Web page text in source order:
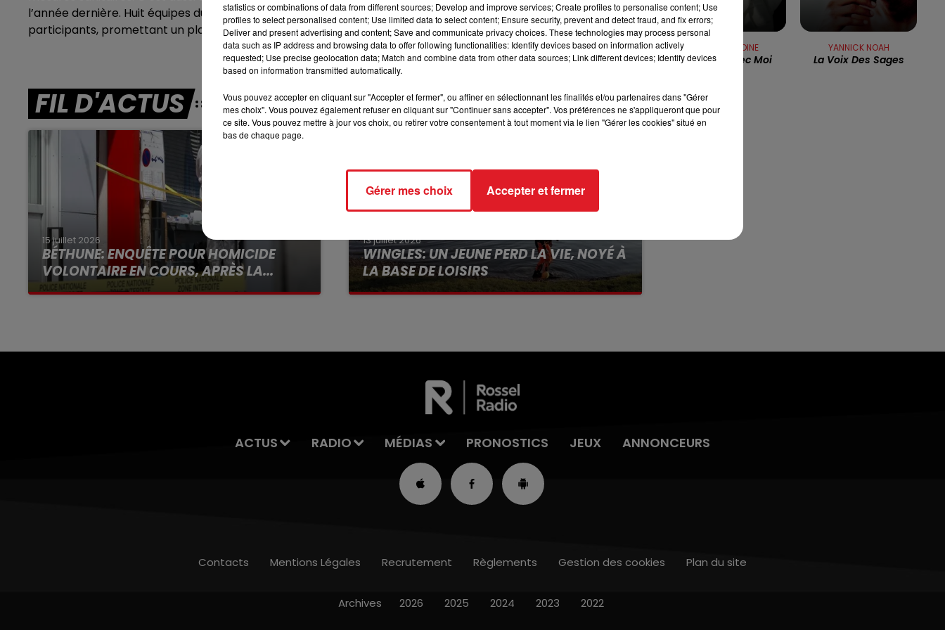
12h00 - 13h00
RDL & VOUS
13h00 - 16h00
LES APRÈS-MIDI QUI CHANTENT
16h00 - 19h00
LE JUKEBOX RDL
l’année dernière. Huit équipes du World Tour, premier échelon du cyclisme mondial, devaient figurer parmi les
participants, promettant un plateau relevé.
FIL D'ACTUS
15 juillet 2026
BÉTHUNE: ENQUÊTE POUR HOMICIDE
VOLONTAIRE EN COURS, APRÈS LA...
Selon les premiers éléments, le logement
13 juillet 2026
WINGLES: UN JEUNE PERD LA VIE, NOYÉ À
LA BASE DE LOISIRS
La victime a coulé à pic
MARC LAVOINE
Bascule Avec Moi
YANNICK NOAH
La Voix Des Sages
ACTUS RADIO MÉDIAS PRONOSTICS JEUX ANNONCEURS
Contacts Mentions Légales Recrutement Règlements Gestion des cookies Plan du site
Archives 2026 2025 2024 2023 2022
statistics or combinations of data from different sources; Develop and improve services; Create profiles to personalise content; Use
profiles to select personalised content; Use limited data to select content; Ensure security, prevent and detect fraud, and fix errors;
Deliver and present advertising and content; Save and communicate privacy choices. These technologies may process personal
data such as IP address and browsing data to offer following functionalities: Identify devices based on information actively
requested; Use precise geolocation data; Match and combine data from other data sources; Link different devices; Identify devices
based on information transmitted automatically.
Vous pouvez accepter en cliquant sur "Accepter et fermer", ou affiner en sélectionnant les finalités et/ou partenaires dans "Gérer
mes choix". Vous pouvez également refuser en cliquant sur "Continuer sans accepter". Vos préférences ne s'appliqueront que pour
ce site. Vous pouvez mettre à jour vos choix, ou retirer votre consentement à tout moment via le lien "Gérer les cookies" situé en
bas de chaque page.
Gérer mes choix Accepter et fermer